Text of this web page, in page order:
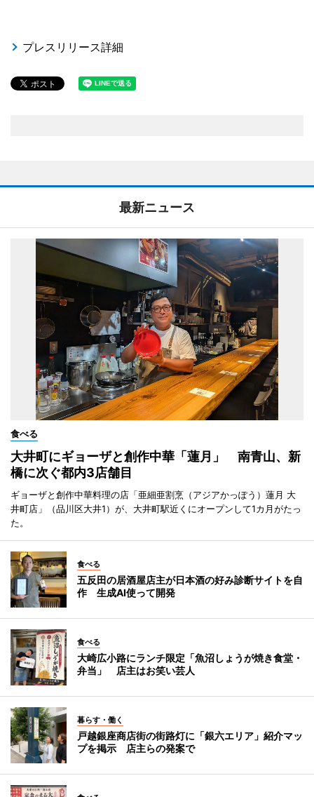
プレスリリース詳細
最新ニュース
食べる
大井町にギョーザと創作中華「蓮月」 南青山、新
橋に次ぐ都内3店舗目
ギョーザと創作中華料理の店「亜細亜割烹（アジアかっぽう）蓮月 大
井町店」（品川区大井1）が、大井町駅近くにオープンして1カ月がたっ
た。
食べる
五反田の居酒屋店主が日本酒の好み診断サイトを自
作 生成AI使って開発
食べる
大崎広小路にランチ限定「魚沼しょうが焼き食堂・
弁当」 店主はお笑い芸人
暮らす・働く
戸越銀座商店街の街路灯に「銀六エリア」紹介マッ
プを掲示 店主らの発案で